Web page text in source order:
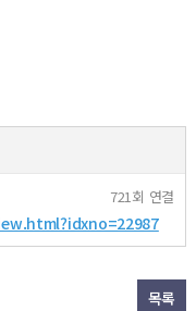
721회 연결
목록